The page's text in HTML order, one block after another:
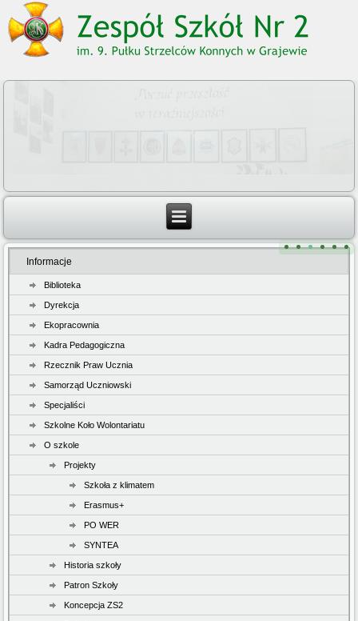
Informacje
Biblioteka
Dyrekcja
Ekopracownia
Kadra Pedagogiczna
Rzecznik Praw Ucznia
Samorząd Uczniowski
Specjaliści
Szkolne Koło Wolontariatu
O szkole
Projekty
Szkoła z klimatem
Erasmus+
PO WER
SYNTEA
Historia szkoły
Patron Szkoły
Koncepcja ZS2